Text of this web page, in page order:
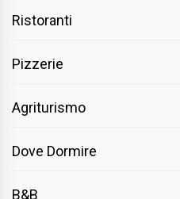
Ristoranti
Pizzerie
Agriturismo
Dove Dormire
B&B